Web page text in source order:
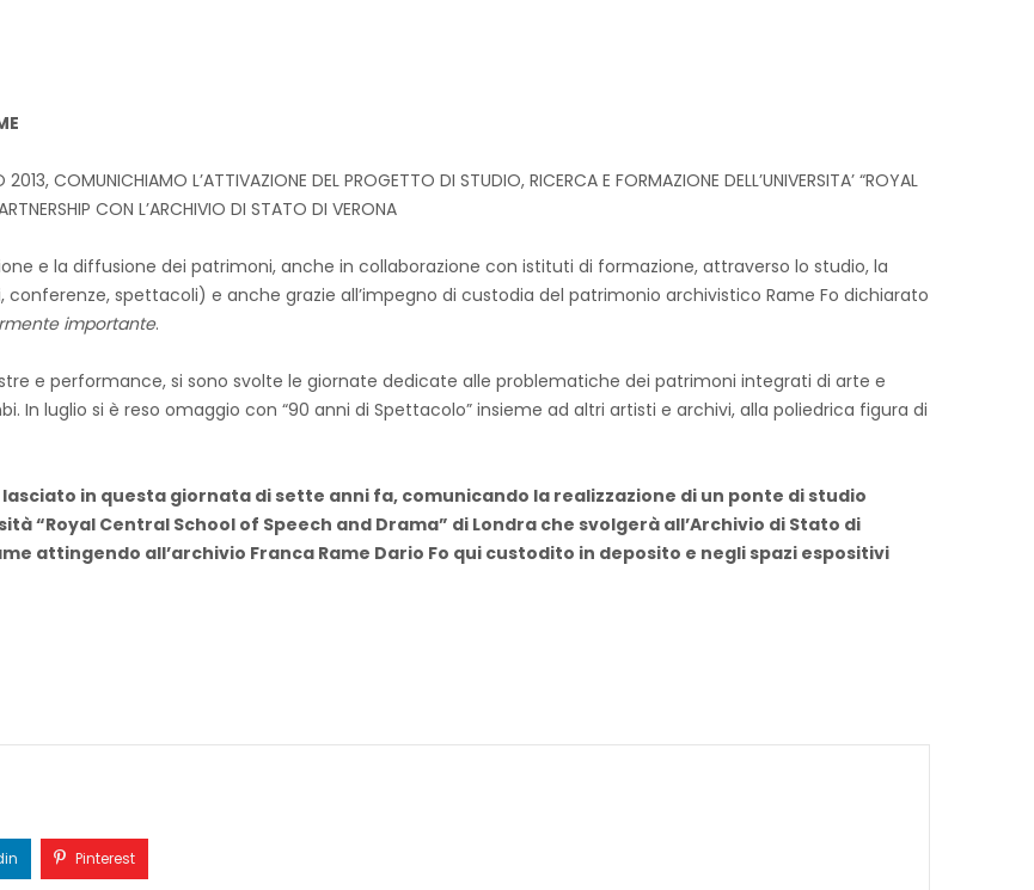
COMUNICHIAMO L’ATTIVAZIONE DEL PROGETTO DI STUDIO, RICERCA E FORMAZIONE DELL’UNIVERSITA’ “ROYAL
CON L’ARCHIVIO DI STATO DI VERONA
e la diffusione dei patrimoni, anche in collaborazione con istituti di formazione, attraverso lo studio, la
spettacoli) e anche grazie all’impegno di custodia del patrimonio archivistico Rame Fo dichiarato
importante.
e performance, si sono svolte le giornate dedicate alle problematiche dei patrimoni integrati di arte e
In luglio si è reso omaggio con “90 anni di Spettacolo” insieme ad altri artisti e archivi, alla poliedrica figura di
in questa giornata di sette anni fa, comunicando la realizzazione di un ponte di studio
“Royal Central School of Speech and Drama” di Londra che svolgerà all’Archivio di Stato di
attingendo all’archivio Franca Rame Dario Fo qui custodito in deposito e negli spazi espositivi
Pinterest